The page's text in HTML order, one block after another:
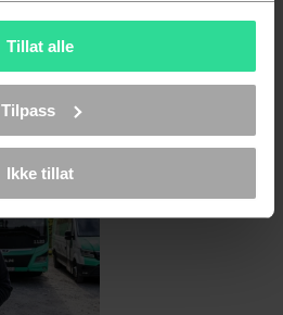
Tillat alle
Tilpass
Ikke tillat